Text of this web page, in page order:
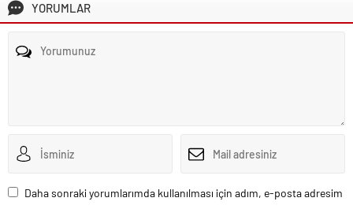
YORUMLAR
Daha sonraki yorumlarımda kullanılması için adım, e-posta adresim